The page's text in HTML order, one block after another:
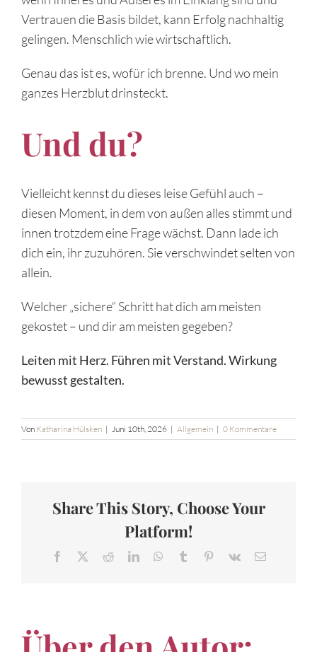
Vertrauen die Basis bildet, kann Erfolg nachhaltig
gelingen. Menschlich wie wirtschaftlich.
Genau das ist es, wofür ich brenne. Und wo mein
ganzes Herzblut drinsteckt.
Und du?
Vielleicht kennst du dieses leise Gefühl auch –
diesen Moment, in dem von außen alles stimmt und
innen trotzdem eine Frage wächst. Dann lade ich
dich ein, ihr zuzuhören. Sie verschwindet selten von
allein.
Welcher „sichere“ Schritt hat dich am meisten
gekostet – und dir am meisten gegeben?
Leiten mit Herz. Führen mit Verstand. Wirkung
bewusst gestalten.
Von Katharina Hülsken | Juni 10th, 2026 | Allgemein | 0 Kommentare
Share This Story, Choose Your
Platform!
Facebook RedditLinkedInWhatsApp
Tumblr Pinterest
Vk
E-